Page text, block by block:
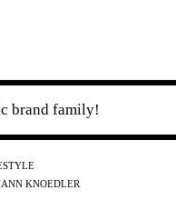
brand family!
KNOEDLER